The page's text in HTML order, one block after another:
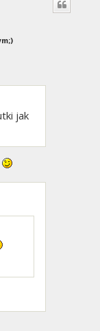
jak